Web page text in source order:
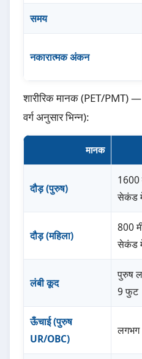
समय
नकारात्मक अंकन
शारीरिक मानक (PET/PMT)
वर्ग अनुसार भिन्न):
मानक
दौड़ (पुरुष)
1600
सेकंड
दौड़ (महिला)
800
सेकंड
लंबी कूद
पुरुष
9 फुट
ऊँचाई (पुरुष
UR/OBC)
लगभग